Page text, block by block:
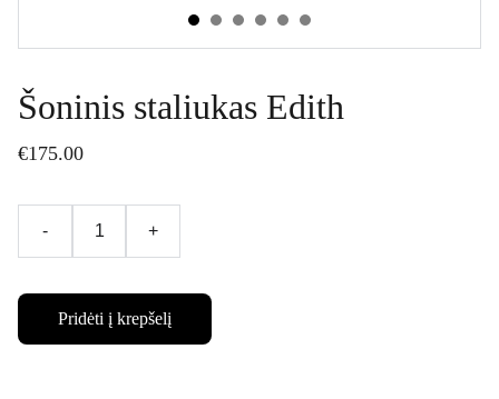
Šoninis staliukas Edith
€175.00
- +
Pridėti į krepšelį